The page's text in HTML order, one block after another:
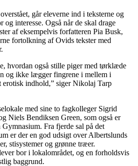
går eleverne ind i teksterne og
og interesse. Også når de skal drage
af eksempelvis forfatteren Pia Busk,
fortolkning af Ovids tekster med
hvordan også stille piger med tørklæde
og ikke lægger fingrene i mellem i
erotisk indhold,” siger Nikolaj Tarp
med sine to fagkolleger Sigrid
Niels Bendiksen Green, som også er
Fra fjerde sal på det
er der en god udsigt over Albertslunds
stisystemer og grønne træer.
bor i lokalområdet, og en forholdsvis
baggrund.